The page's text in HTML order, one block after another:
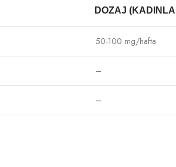
DOZAJ
50-100 mg/hafta
–
–